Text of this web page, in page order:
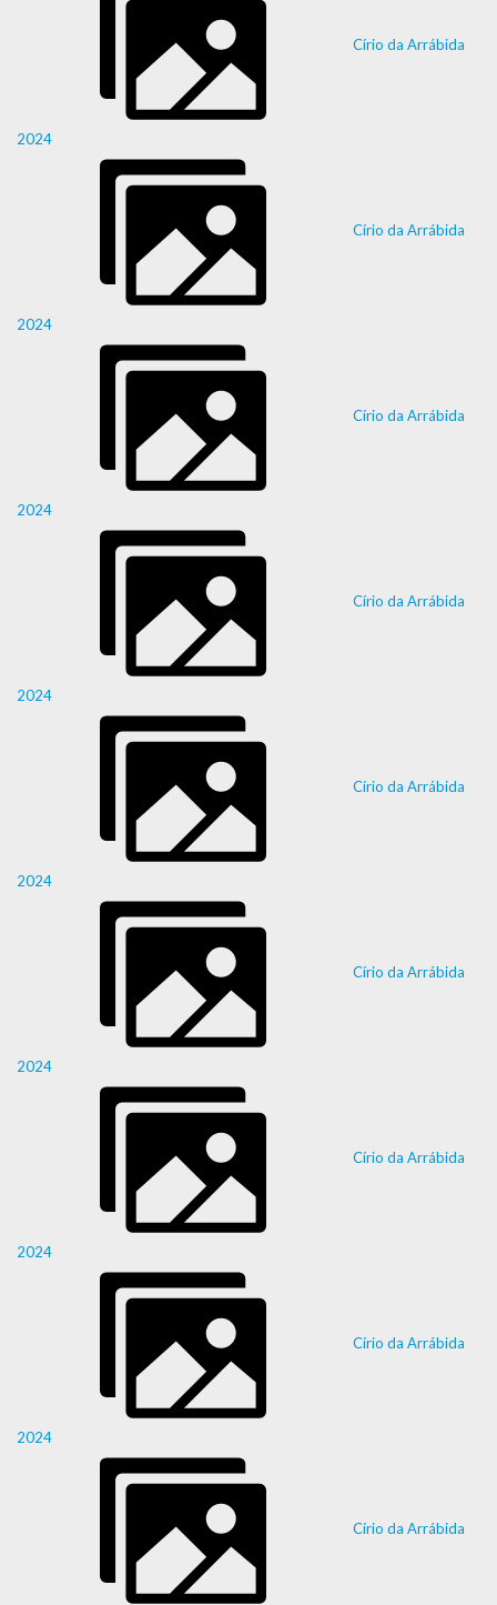
Círio da Arrábida
2024
Círio da Arrábida
2024
Círio da Arrábida
2024
Círio da Arrábida
2024
Círio da Arrábida
2024
Círio da Arrábida
2024
Círio da Arrábida
2024
Círio da Arrábida
2024
Círio da Arrábida